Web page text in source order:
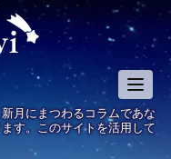
T
o
g
g
月にまつわるコラムであな
す。このサイトを活用して